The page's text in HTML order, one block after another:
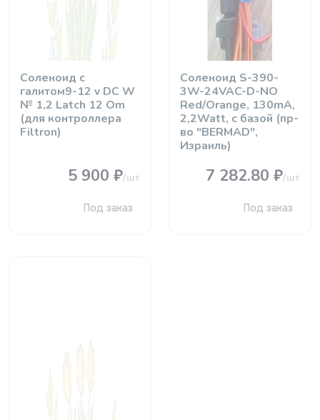
Соленоид с
галитом9-12 v DC W
№ 1,2 Latch 12 Om
(для контроллера
Filtron)
5 900 ₽/шт
Под заказ
Соленоид S-390-
3W-24VAC-D-NO
Red/Orange, 130mA,
2,2Watt, с базой (пр-
во "BERMAD",
Израиль)
7 282.80 ₽/шт
Под заказ